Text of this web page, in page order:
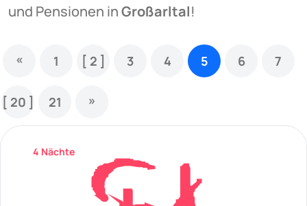
und Pensionen inGroßarltal!
« 1 [ 2 ] 3 4 5 6 7
[ 20 ] 21 »
4 Nächte